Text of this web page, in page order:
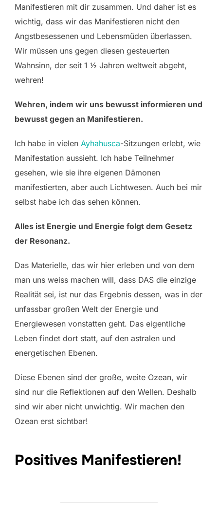
Manifestieren mit dir zusammen. Und daher ist es
wichtig, dass wir das Manifestieren nicht den
Angstbesessenen und Lebensmüden überlassen.
Wir müssen uns gegen diesen gesteuerten
Wahnsinn, der seit 1 ½ Jahren weltweit abgeht,
wehren!
Wehren, indem wir uns bewusst informieren und
bewusst gegen an Manifestieren.
Ich habe in vielen Ayhahusca-Sitzungen erlebt, wie
Manifestation aussieht. Ich habe Teilnehmer
gesehen, wie sie ihre eigenen Dämonen
manifestierten, aber auch Lichtwesen. Auch bei mir
selbst habe ich das sehen können.
Alles ist Energie und Energie folgt dem Gesetz
der Resonanz.
Das Materielle, das wir hier erleben und von dem
man uns weiss machen will, dass DAS die einzige
Realität sei, ist nur das Ergebnis dessen, was in der
unfassbar großen Welt der Energie und
Energiewesen vonstatten geht. Das eigentliche
Leben findet dort statt, auf den astralen und
energetischen Ebenen.
Diese Ebenen sind der große, weite Ozean, wir
sind nur die Reflektionen auf den Wellen. Deshalb
sind wir aber nicht unwichtig. Wir machen den
Ozean erst sichtbar!
Positives Manifestieren!